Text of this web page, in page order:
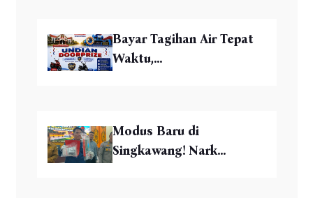
Bayar Tagihan Air Tepat
Waktu,...
Modus Baru di
Singkawang! Nark...